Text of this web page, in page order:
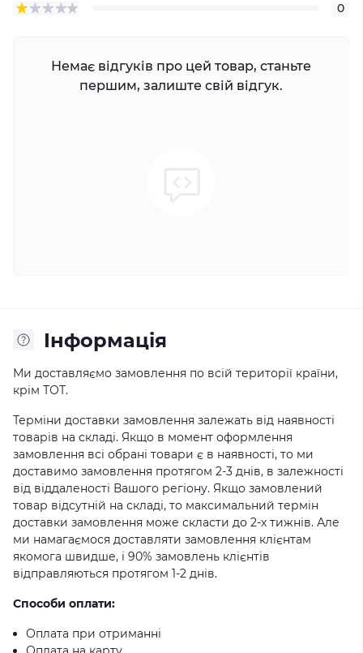
0
Немає відгуків про цей товар, станьте
першим, залиште свій відгук.
Iнформація
Ми доставляємо замовлення по всій території країни,
крім ТОТ.
Терміни доставки замовлення залежать від наявності
товарів на складі. Якщо в момент оформлення
замовлення всі обрані товари є в наявності, то ми
доставимо замовлення протягом 2-3 днів, в залежності
від віддаленості Вашого регіону. Якщо замовлений
товар відсутній на складі, то максимальний термін
доставки замовлення може скласти до 2-х тижнів. Але
ми намагаємося доставляти замовлення клієнтам
якомога швидше, і 90% замовлень клієнтів
відправляються протягом 1-2 днів.
Способи оплати:
Оплата при отриманні